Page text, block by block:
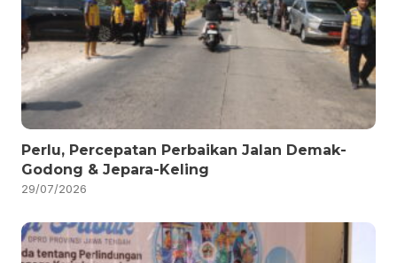
Perlu, Percepatan Perbaikan Jalan Demak-
Godong & Jepara-Keling
29/07/2026